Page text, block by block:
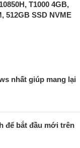
T1000 4GB,
512GB SSD NVME
nhất giúp mang lại
để bắt đầu mới trên